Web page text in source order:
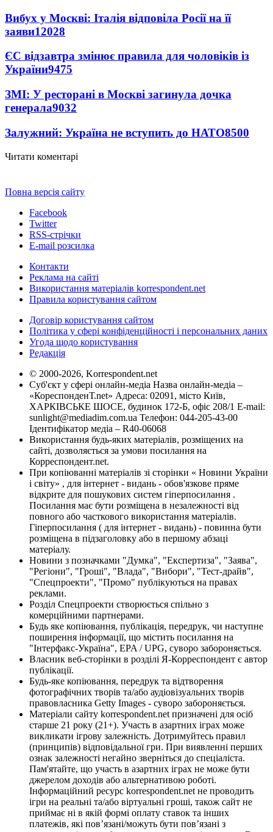
Вибух у Москві: Італія відповіла Росії на її
заяви12028
ЄС відзавтра змінює правила для чоловіків із
України9475
ЗМІ: У ресторані в Москві загинула дочка
генерала9032
Залужний: Україна не вступить до НАТО8500
Читати коментарі
Повна версія сайту
Facebook
Twitter
RSS-стрічки
E-mail розсилка
Контакти
Реклама на сайті
Використання матеріалів korrespondent.net
Правила користування сайтом
Договір користування сайтом
Політика у сфері конфіденційності і персональних даних
Угода щодо користування
Редакція
© 2000-2026, Korrespondent.net
Суб'єкт у сфері онлайн-медіа Назва онлайн-медіа –
«КореспонденТ.net» Адреса: 02091, місто Київ,
ХАРКІВСЬКЕ ШОСЕ, будинок 172-Б, офіс 208/1 E-mail:
sunlight@mediadim.com.ua Телефон: 044-205-43-00
Ідентифікатор медіа – R40-06068
Використання будь-яких матеріалів, розміщених на
сайті, дозволяється за умови посилання на
Корреспондент.net.
При копіюванні матеріалів зі сторінки « Новини України
і світу» , для інтернет - видань - обов'язкове пряме
відкрите для пошукових систем гіперпосилання .
Посилання має бути розміщена в незалежності від
повного або часткового використання матеріалів.
Гіперпосилання ( для інтернет - видань) - повинна бути
розміщена в підзаголовку або в першому абзаці
матеріалу.
Новини з позначками "Думка", "Експертиза", "Заява",
"Регіони", "Гроші", "Влада", "Вибори", "Тест-драйв",
"Спецпроекти", "Промо" публікуються на правах
реклами.
Розділ Спецпроекти створюється спільно з
комерційними партнерами.
Будь яке копіювання, публікація, передрук, чи наступне
поширення інформації, що містить посилання на
"Інтерфакс-Україна", EPA / UPG, суворо забороняється.
Власник веб-сторінки в розділі Я-Корреспондент є автор
публікації.
Будь-яке копіювання, передрук та відтворення
фотографічних творів та/або аудіовізуальних творів
правовласника Getty Images - суворо забороняється.
Матеріали сайту korrespondent.net призначені для осіб
старше 21 року (21+). Участь в азартних іграх може
викликати ігрову залежність. Дотримуйтесь правил
(принципів) відповідальної гри. При виявленні перших
ознак залежності негайно зверніться до спеціаліста.
Пам'ятайте, що участь в азартних іграх не може бути
джерелом доходів або альтернативою роботі.
Інформаційний ресурс korrespondent.net не проводить
ігри на реальні та/або віртуальні гроші, також сайт не
приймає ні в якій формі оплату ставок та інших
платежів, які пов’язані/можуть бути пов’язані з